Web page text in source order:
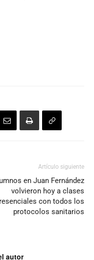
Artículo siguiente
en Juan Fernández
volvieron hoy a clases
con todos los
protocolos sanitarios
autor